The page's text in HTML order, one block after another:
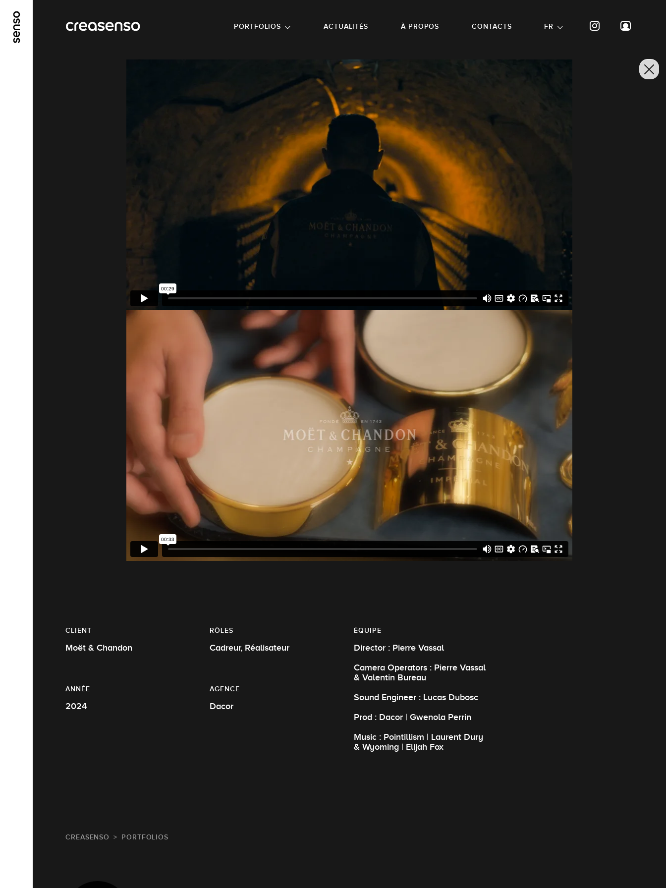
PORTFOLIOS
ACTUALITÉS À PROPOS CONTACTS FR
CLIENT
Moët & Chandon
ANNÉE
2024
RÔLES
Cadreur, Réalisateur
AGENCE
Dacor
ÉQUIPE
Director : Pierre Vassal
Camera Operators : Pierre Vassal
& Valentin Bureau
Sound Engineer : Lucas Dubosc
Prod : Dacor | Gwenola Perrin
Music : Pointillism | Laurent Dury
& Wyoming | Elijah Fox
CREASENSO PORTFOLIOS